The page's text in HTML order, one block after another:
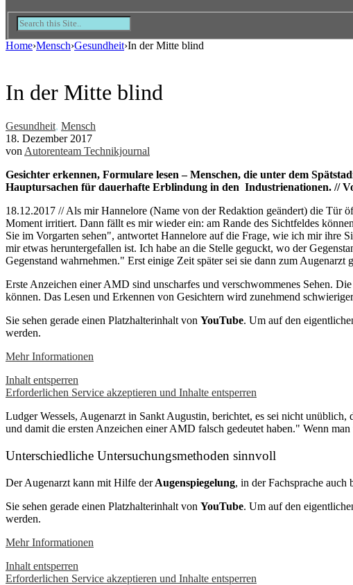
Home›Mensch›Gesundheit›In der Mitte blind
In der Mitte blind
Gesundheit, Mensch
18. Dezember 2017
von Autorenteam Technikjournal
Gesichter erkennen, Formulare lesen – Menschen, die unter dem
Hauptursachen für dauerhafte Erblindung in den Industrienationen. //
18.12.2017 // Als mir Hannelore (Name von der Redaktion geändert) die Tür
Moment irritiert. Dann fällt es mir wieder ein: am Rande des Sichtfeldes
Sie im Vorgarten sehen", antwortet Hannelore auf die Frage, wie ich mir ihre
mir etwas heruntergefallen ist. Ich habe an die Stelle geguckt, wo der
Gegenstand wahrnehmen." Erst einige Zeit später sei sie dann zum
Erste Anzeichen einer AMD sind unscharfes und verschwommenes Sehen.
können. Das Lesen und Erkennen von Gesichtern wird zunehmend
Sie sehen gerade einen Platzhalterinhalt von YouTube. Um auf den
werden.
Mehr Informationen
Inhalt entsperren
Erforderlichen Service akzeptieren und Inhalte entsperren
Ludger Wessels, Augenarzt in Sankt Augustin, berichtet, es sei nicht
und damit die ersten Anzeichen einer AMD falsch gedeutet haben." Wenn
Unterschiedliche Untersuchungsmethoden sinnvoll
Der Augenarzt kann mit Hilfe derAugenspiegelung, in der Fachsprache
Sie sehen gerade einen Platzhalterinhalt von YouTube. Um auf den
werden.
Mehr Informationen
Inhalt entsperren
Erforderlichen Service akzeptieren und Inhalte entsperren